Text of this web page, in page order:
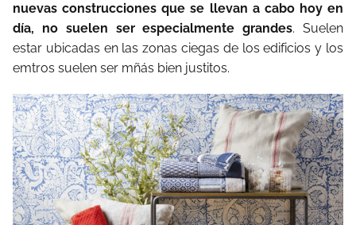
nuevas construcciones que se llevan a cabo hoy en
día, no suelen ser especialmente grandes. Suelen
estar ubicadas en las zonas ciegas de los edificios y los
emtros suelen ser mñás bien justitos.